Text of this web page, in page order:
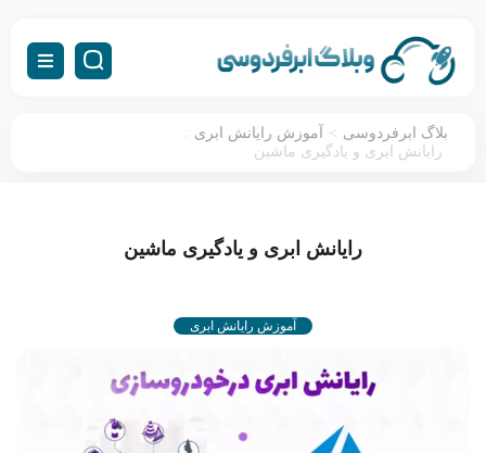
بلاگ ابرفردوسی > آموزش رایانش ابری :
رایانش ابری و یادگیری ماشین
رایانش ابری و یادگیری ماشین
آموزش رایانش ابری